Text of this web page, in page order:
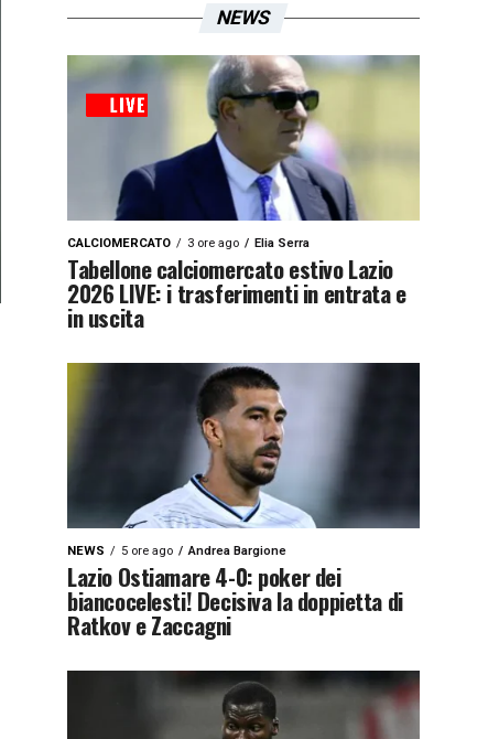
NEWS
CALCIOMERCATO 3 ore ago Elia Serra
Tabellone calciomercato estivo Lazio
2026 LIVE: i trasferimenti in entrata e
in uscita
NEWS 5 ore ago Andrea Bargione
Lazio Ostiamare 4-0: poker dei
biancocelesti! Decisiva la doppietta di
Ratkov e Zaccagni